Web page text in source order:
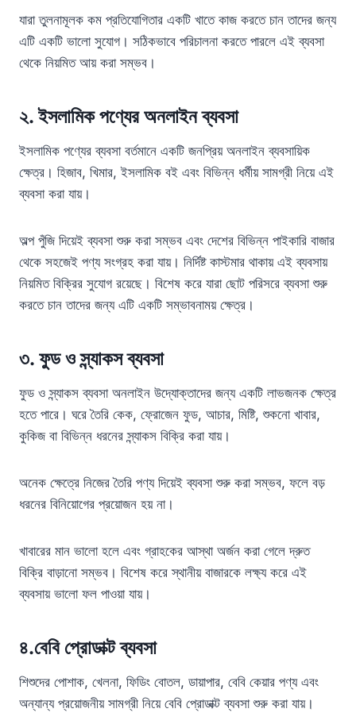
যারা তুলনামূলক কম প্রতিযোগিতার একটি খাতে কাজ করতে চান তাদের জন্য
এটি একটি ভালো সুযোগ। সঠিকভাবে পরিচালনা করতে পারলে এই ব্যবসা
থেকে নিয়মিত আয় করা সম্ভব।
২.ইসলামিক পণ্যের অনলাইন ব্যবসা
ইসলামিক পণ্যের ব্যবসা বর্তমানে একটি জনপ্রিয় অনলাইন ব্যবসায়িক
ক্ষেত্র। হিজাব, খিমার, ইসলামিক বই এবং বিভিন্ন ধর্মীয় সামগ্রী নিয়ে এই
ব্যবসা করা যায়।
অল্প পুঁজি দিয়েই ব্যবসা শুরু করা সম্ভব এবং দেশের বিভিন্ন পাইকারি বাজার
থেকে সহজেই পণ্য সংগ্রহ করা যায়। নির্দিষ্ট কাস্টমার থাকায় এই ব্যবসায়
নিয়মিত বিক্রির সুযোগ রয়েছে। বিশেষ করে যারা ছোট পরিসরে ব্যবসা শুরু
করতে চান তাদের জন্য এটি একটি সম্ভাবনাময় ক্ষেত্র।
৩. ফুড ও স্ন্যাকস ব্যবসা
ফুড ও স্ন্যাকস ব্যবসা অনলাইন উদ্যোক্তাদের জন্য একটি লাভজনক ক্ষেত্র
হতে পারে। ঘরে তৈরি কেক, ফ্রোজেন ফুড, আচার, মিষ্টি, শুকনো খাবার,
কুকিজ বা বিভিন্ন ধরনের স্ন্যাকস বিক্রি করা যায়।
অনেক ক্ষেত্রে নিজের তৈরি পণ্য দিয়েই ব্যবসা শুরু করা সম্ভব, ফলে বড়
ধরনের বিনিয়োগের প্রয়োজন হয় না।
খাবারের মান ভালো হলে এবং গ্রাহকের আস্থা অর্জন করা গেলে দ্রুত
বিক্রি বাড়ানো সম্ভব। বিশেষ করে স্থানীয় বাজারকে লক্ষ্য করে এই
ব্যবসায় ভালো ফল পাওয়া যায়।
৪.বেবি প্রোডাক্ট ব্যবসা
শিশুদের পোশাক, খেলনা, ফিডিং বোতল, ডায়াপার, বেবি কেয়ার পণ্য এবং
অন্যান্য প্রয়োজনীয় সামগ্রী নিয়ে বেবি প্রোডাক্ট ব্যবসা শুরু করা যায়।